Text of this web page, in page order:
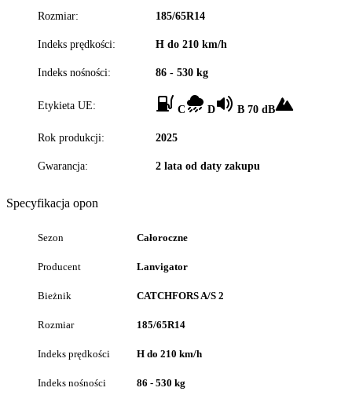
Rozmiar: 185/65R14
Indeks prędkości: H do 210 km/h
Indeks nośności: 86 - 530 kg
Etykieta UE: C D B 70 dB
Rok produkcji: 2025
Gwarancja: 2 lata od daty zakupu
Specyfikacja opon
Sezon Całoroczne
Producent Lanvigator
Bieżnik CATCHFORS A/S 2
Rozmiar 185/65R14
Indeks prędkości H do 210 km/h
Indeks nośności 86 - 530 kg